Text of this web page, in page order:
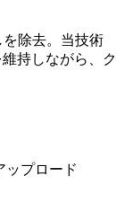
除去。当技術
持しながら、ク
ップロード